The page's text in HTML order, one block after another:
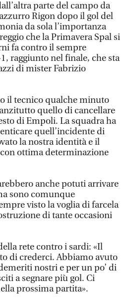
parte del campo da
Rigon dopo il gol del
da sola l’importanza
che la Primavera Spal si
fa contro il sempre
raggiunto nel finale, che sta
di mister Fabrizio
il tecnico qualche minuto
quello di cancellare
di Empoli. La squadra ha
quell’incidente di
la nostra identità e il
ottima determinazione
anche potuti arrivare
sono comunque
visto la voglia di farcela
di tante occasioni
rete contro i sardi: «Il
di crederci. Abbiamo avuto
nostri e per un po’ di
a segnare più gol. Ci
prossima partita».